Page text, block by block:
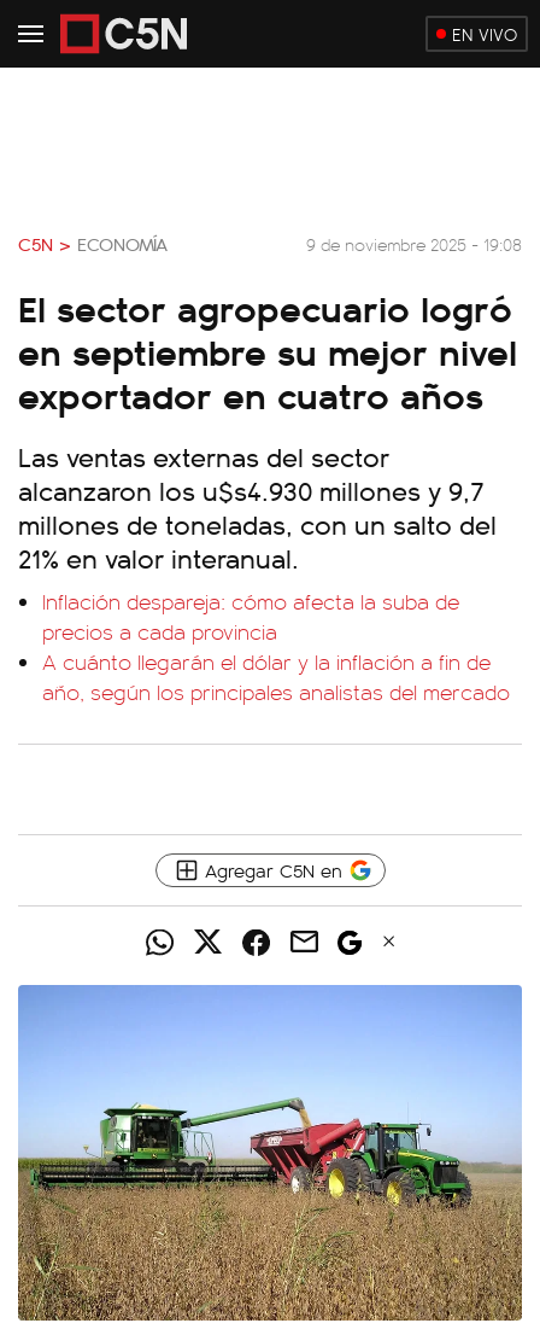
EN VIVO
C5N > ECONOMÍA 9 de noviembre 2025 - 19:08
El sector agropecuario logró
en septiembre su mejor nivel
exportador en cuatro años
Las ventas externas del sector
alcanzaron los u$s4.930 millones y 9,7
millones de toneladas, con un salto del
21% en valor interanual.
Inflación despareja: cómo afecta la suba de
precios a cada provincia
A cuánto llegarán el dólar y la inflación a fin de
año, según los principales analistas del mercado
Agregar C5N en